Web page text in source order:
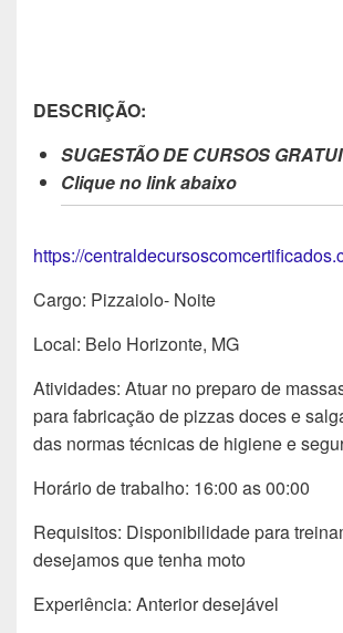
DESCRIÇÃO:
SUGESTÃO DE CURSOS
Clique no link abaixo
https://
Cargo: Pizzaiolo- Noite
Local: Belo Horizonte, MG
Atividades: Atuar no preparo de
para fabricação de pizzas doces e
das normas técnicas de higiene e
Horário de trabalho: 16:00 as 00:00
Requisitos: Disponibilidade para
desejamos que tenha moto
Experiência: Anterior desejável